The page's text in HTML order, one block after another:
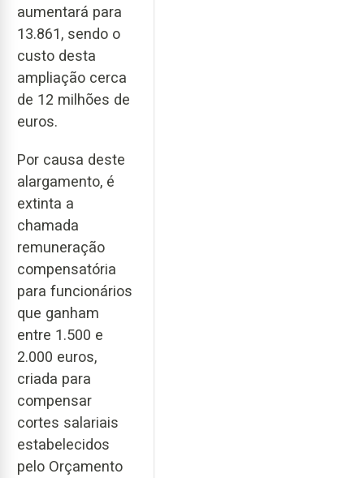
aumentará para
13.861, sendo o
custo desta
ampliação cerca
de 12 milhões de
euros.
Por causa deste
alargamento, é
extinta a
chamada
remuneração
compensatória
para funcionários
que ganham
entre 1.500 e
2.000 euros,
criada para
compensar
cortes salariais
estabelecidos
pelo Orçamento